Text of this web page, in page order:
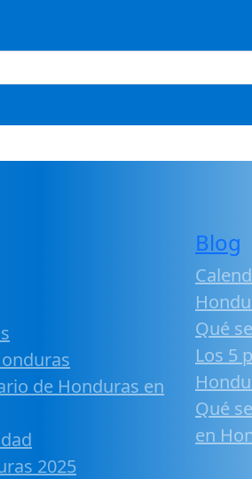
de Honduras en
2025
Blog
Qué
Los 5
Qué
en